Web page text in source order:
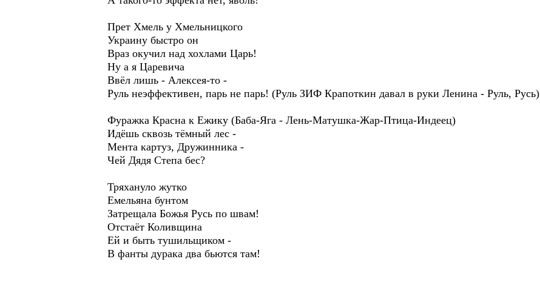
Прет Хмель у Хмельницкого
Украину быстро он
Враз окучил над хохлами Царь!
Ну а я Царевича
Ввёл лишь - Алексея-то -
Руль неэффективен, парь не парь! (Руль ЗИФ Крапоткин давал в руки Ленина - Руль, Русь)
Фуражка Красна к Ежику (Баба-Яга - Лень-Матушка-Жар-Птица-Индеец)
Идёшь сквозь тёмный лес -
Мента картуз, Дружинника -
Чей Дядя Степа бес?
Тряхануло жутко
Емельяна бунтом
Затрещала Божья Русь по швам!
Отстаёт Коливщина
Ей и быть тушильщиком -
В фанты дурака два бьются там!